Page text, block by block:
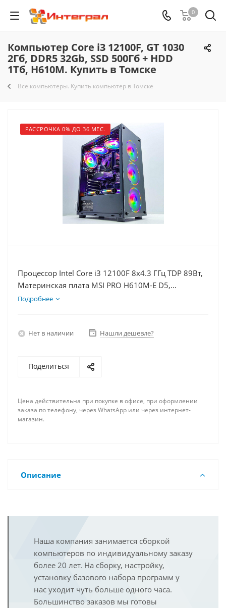
0
Компьютер Core i3 12100F, GT 1030
2Гб, DDR5 32Gb, SSD 500Гб + HDD
1Тб, H610M. Купить в Томске
Все компьютеры. Купить компьютер в Томске
РАССРОЧКА 0% ДО 36 МЕС.
Процессор Intel Core i3 12100F 8x4.3 ГГц TDP 89Вт,
Материнская плата MSI PRO H610M-E D5,
Видеокарта GT 1030 2Гб, Память DDR5 32Gb,
Подробнее
Нет в наличии Нашли дешевле?
Поделиться
Цена действительна при покупке в офисе, при оформлении
заказа по телефону, через WhatsApp или через интернет-
магазин.
Описание
Наша компания занимается сборкой
компьютеров по индивидуальному заказу
более 20 лет. На сборку, настройку,
установку базового набора программ у
нас уходит чуть больше одного часа.
Большинство заказов мы готовы